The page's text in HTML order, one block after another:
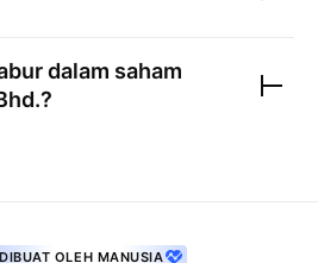
dalam saham
?
DIBUAT OLEH MANUSIA